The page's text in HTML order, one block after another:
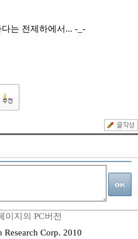
는 전제하에서... -_-
4
이지의 PC버전
Corp. 2010